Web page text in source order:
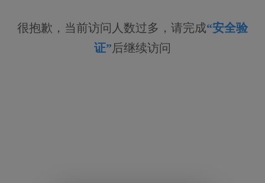
很抱歉，当前访问人数过多，请完成“安全验
证”后继续访问